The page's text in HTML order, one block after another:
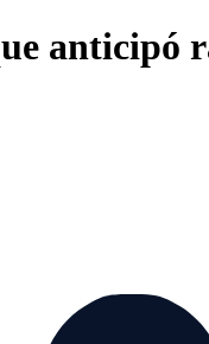
anticipó